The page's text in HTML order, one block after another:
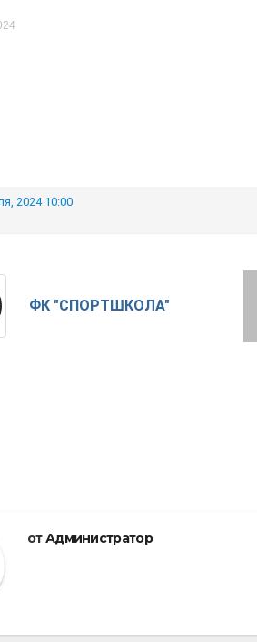
2024 10:00
ФК "СПОРТШКОЛА"
отАдминистратор